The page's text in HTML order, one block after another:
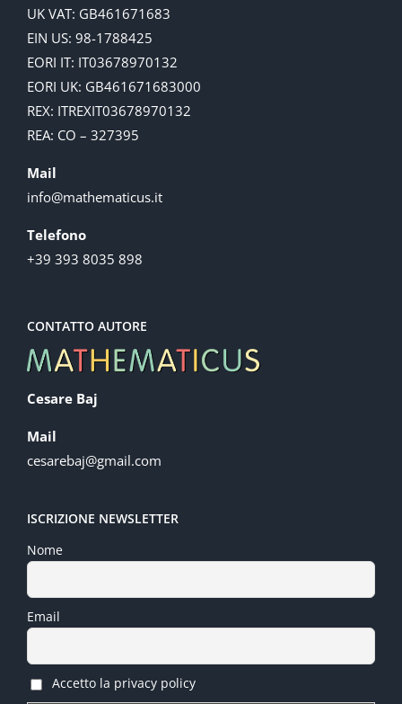
UK VAT: GB461671683
EIN US: 98-1788425
EORI IT: IT03678970132
EORI UK: GB461671683000
REX: ITREXIT03678970132
REA: CO – 327395
Mail
info@mathematicus.it
Telefono
+39 393 8035 898
CONTATTO AUTORE
Cesare Baj
Mail
cesarebaj@gmail.com
ISCRIZIONE NEWSLETTER
Nome
Email
Accetto la privacy policy